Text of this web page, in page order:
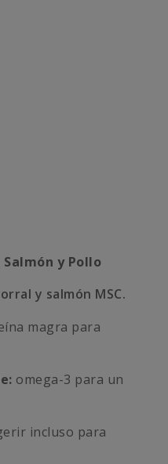
y Pollo
y salmón MSC.
magra para
omega-3 para un
incluso para